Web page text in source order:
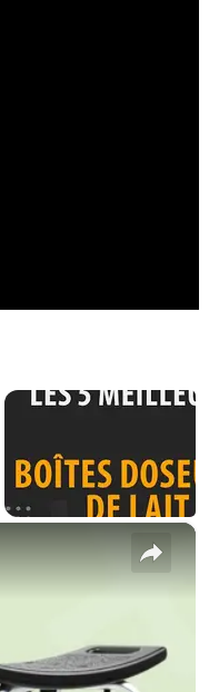
×